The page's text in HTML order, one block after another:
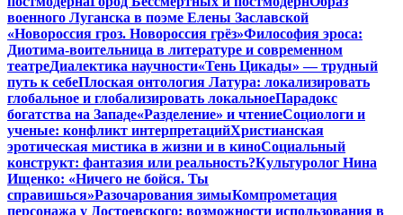
военного Луганска в поэме Елены Заславской
«Новороссия гроз. Новороссия грёз»Философия эроса:
Диотима-воительница в литературе и современном
театреДиалектика научности«Тень Цикады» — трудный
путь к себеПлоская онтология Латура: локализировать
глобальное и глобализировать локальноеПарадокс
богатства на Западе«Разделение» и чтениеСоциологи и
ученые: конфликт интерпретацийХристианская
эротическая мистика в жизни и в киноСоциальный
конструкт: фантазия или реальность?Культуролог Нина
Ищенко: «Ничего не бойся. Ты
справишься»Разочарования зимыКомпрометация
персонажа у Достоевского: возможности использования в